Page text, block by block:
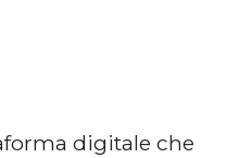
digitale che